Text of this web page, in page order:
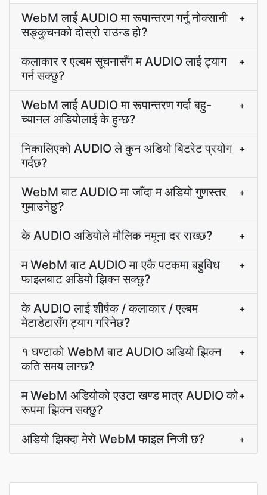
WebM लाई AUDIO मा रूपान्तरण गर्नु नोक्सानी
सङ्कुचनको दोस्रो राउन्ड हो?
+
कलाकार र एल्बम सूचनासँग म AUDIO लाई ट्याग
गर्न सक्छु?
+
WebM लाई AUDIO मा रूपान्तरण गर्दा बहु-
च्यानल अडियोलाई के हुन्छ?
+
निकालिएको AUDIO ले कुन अडियो बिटरेट प्रयोग
गर्दछ?
+
WebM बाट AUDIO मा जाँदा म अडियो गुणस्तर
गुमाउनेछु?
+
के AUDIO अडियोले मौलिक नमूना दर राख्छ? +
म WebM बाट AUDIO मा एकै पटकमा बहुविध
फाइलबाट अडियो झिक्न सक्छु?
+
के AUDIO लाई शीर्षक / कलाकार / एल्बम
मेटाडेटासँग ट्याग गरिनेछ?
+
१ घण्टाको WebM बाट AUDIO अडियो झिक्न
कति समय लाग्छ?
+
म WebM अडियोको एउटा खण्ड मात्र AUDIO को
रूपमा झिक्न सक्छु?
+
अडियो झिक्दा मेरो WebM फाइल निजी छ? +